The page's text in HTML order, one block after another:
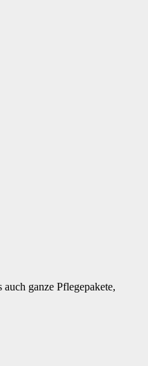
ganze Pflegepakete,